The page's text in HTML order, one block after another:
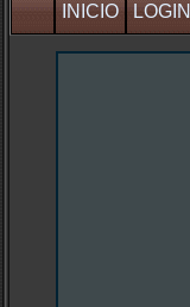
INICIO LOGIN